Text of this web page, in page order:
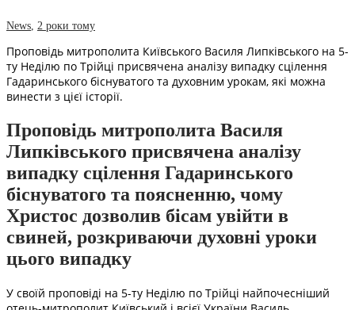
News 2 роки тому
Проповідь митрополита Київського Василя Липківського на 5-
ту Неділю по Трійці присвячена аналізу випадку сцілення
Гадаринського біснуватого та духовним урокам, які можна
винести з цієї історії.
Проповідь митрополита Василя
Липківського присвячена аналізу
випадку сцілення Гадаринського
біснуватого та поясненню, чому
Христос дозволив бісам увійти в
свиней, розкриваючи духовні уроки
цього випадку
У своїй проповіді на 5-ту Неділю по Трійці найпочесніший